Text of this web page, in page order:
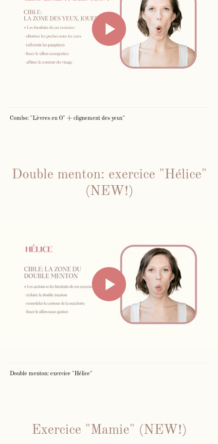
Combo: "Lèvres en O" + clignement des yeux"
Double menton: exercice "Hélice"
(NEW!)
Double menton: exercice "Hélice"
Exercice "Mamie" (NEW!)
individuels
Inst